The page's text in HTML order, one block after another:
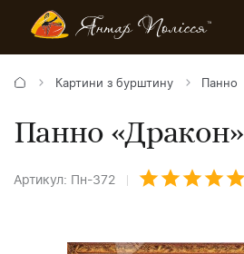
Картини з бурштину Панно
Панно «Дракон»
Артикул: Пн-372